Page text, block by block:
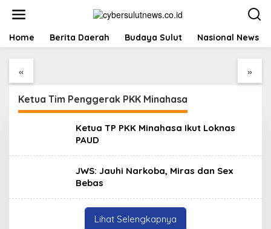
t
Home Berita Daerah Budaya Sulut Nasional News
« »
Jalin Sinergi
Pendidikan, FIPP UNIMA
Kerja Sama;
Mahasiswa Baru
Antusias Serap Materi
Literasi Penyiaran
Dibuka Bupati Minsel,
GSJA Daerah II Sulut
Ketua Tim Penggerak PKK Minahasa
Ketua TP PKK Minahasa Ikut Loknas
PAUD
JWS: Jauhi Narkoba, Miras dan Sex
Bebas
Lihat Selengkapnya